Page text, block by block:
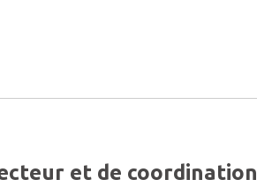
et de coordination